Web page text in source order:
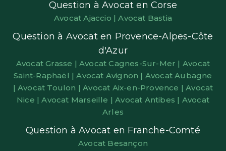
Question à Avocat en Corse
Avocat Ajaccio |Avocat Bastia
Question à Avocat en Provence-Alpes-Côte
d'Azur
Avocat Grasse |Avocat Cagnes-Sur-Mer | Avocat
Saint-Raphaël |Avocat Avignon | Avocat Aubagne
| Avocat Toulon |Avocat Aix-en-Provence |Avocat
Nice |Avocat Marseille |Avocat Antibes | Avocat
Arles
Question à Avocat en Franche-Comté
Avocat Besançon